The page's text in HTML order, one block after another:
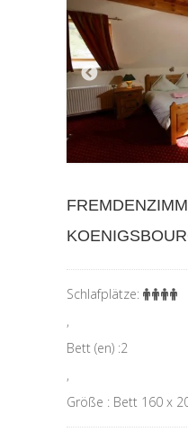
Schlafplätze:
,
Bett (en) :2
,
Größe : Bett 160 x